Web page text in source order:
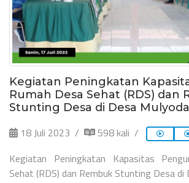
Kegiatan Peningkatan
Rumah Desa Sehat (RDS) dan
Stunting Desa di Desa
18 Juli 2023
598 kali
Kegiatan Peningkatan Kapasitas
Sehat (RDS) dan Rembuk Stunting Desa di